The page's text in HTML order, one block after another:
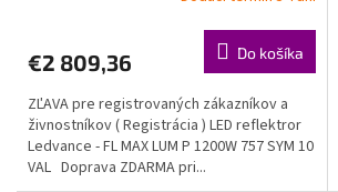
R
M
O
€2 809,36 Do košíka
ZĽAVA pre registrovaných zákazníkov a
živnostníkov ( Registrácia ) LED reflektror
Ledvance - FL MAX LUM P 1200W 757 SYM 10
VAL Doprava ZDARMA pri...